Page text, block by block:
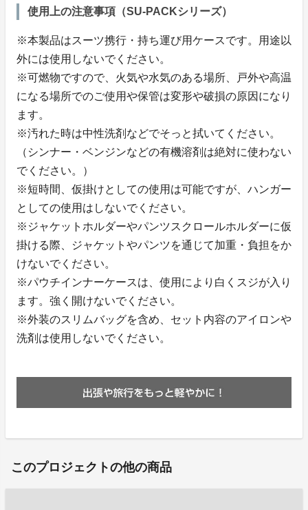
使用上の注意事項（SU-PACKシリーズ）
※本製品はスーツ携行・持ち運び用ケースです。用途以
外には使用しないでください。
※可燃物ですので、火気や水気のある場所、戸外や高温
になる場所でのご使用や保管は変形や破損の原因になり
ます。
※汚れた時は中性洗剤などでそっと拭いてください。
（シンナー・ベンジンなどの有機溶剤は絶対に使わない
でください。）
※短時間、仮掛けとしての使用は可能ですが、ハンガー
としての使用はしないでください。
※ジャケットホルダーやパンツスクロールホルダーに仮
掛ける際、ジャケットやパンツを通じて加重・負担をか
けないでください。
※パウチインナーケースは、使用により白くスジが入り
ます。強く開けないでください。
※外装のスリムバッグを含め、セット内容のアイロンや
洗剤は使用しないでください。
このプロジェクトの他の商品